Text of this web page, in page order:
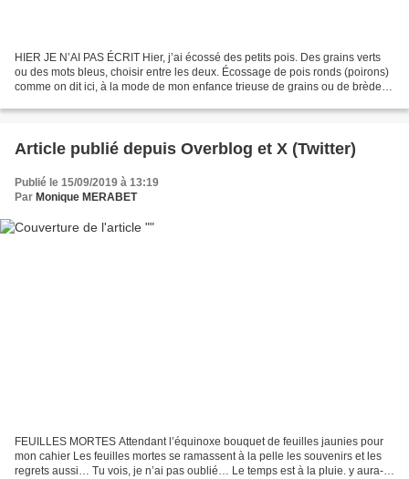
HIER JE N’AI PAS ÉCRIT Hier, j’ai écossé des petits pois. Des grains verts
ou des mots bleus, choisir entre les deux. Écossage de pois ronds (poirons)
comme on dit ici, à la mode de mon enfance trieuse de grains ou de brèdes.
Article publié depuis Overblog et X (Twitter)
Publié le 15/09/2019 à 13:19
Par Monique MERABET
FEUILLES MORTES Attendant l’équinoxe bouquet de feuilles jaunies pour
mon cahier Les feuilles mortes se ramassent à la pelle les souvenirs et les
regrets aussi… Tu vois, je n’ai pas oublié… Le temps est à la pluie. y aura-t-